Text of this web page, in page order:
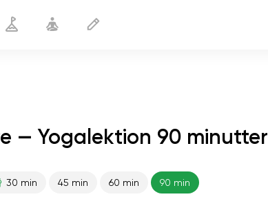
— Yogalektion 90 minutter
30 min 45 min 60 min 90 min